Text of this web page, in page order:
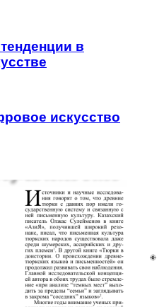
в
искусство